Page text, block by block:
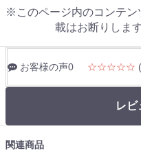
※このページ内のコンテン
載はお断りしま
お客様の声0 ☆☆☆☆☆
レビ
関連商品